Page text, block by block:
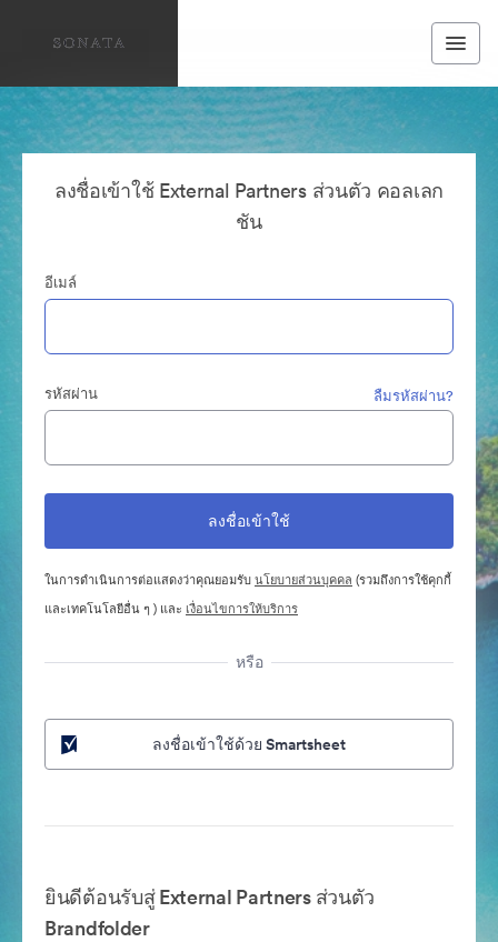
ลงชื่อเข้าใช้ External Partners ส่วนตัว คอลเลก
ชัน
อีเมล์
รหัสผ่าน ลืมรหัสผ่าน?
ในการดำเนินการต่อแสดงว่าคุณยอมรับนโยบายส่วนบุคคล (รวมถึงการใช้คุกกี้
และเทคโนโลยีอื่น ๆ ) และ เงื่อนไขการให้บริการ
หรือ
ลงชื่อเข้าใช้ด้วย Smartsheet
ยินดีต้อนรับสู่ External Partners ส่วนตัว
Brandfolder